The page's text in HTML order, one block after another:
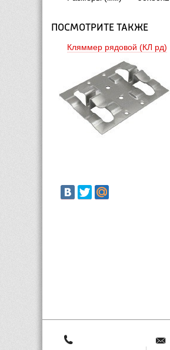
ПОСМОТРИТЕ ТАКЖЕ
Кляммер рядовой (КЛ рд)